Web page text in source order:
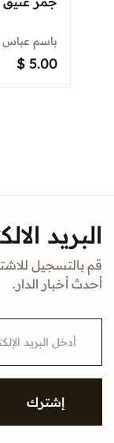
باسم عباس
$ 5.00
البريد
قم بالتسجيل
أحدث أخبار الدار.
i
إشترك